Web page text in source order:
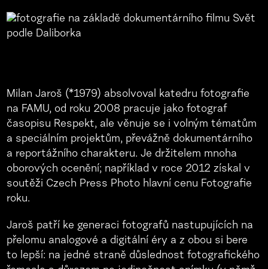
Milan Jaroš (*1979) absolvoval katedru fotografie
na FAMU, od roku 2008 pracuje jako fotograf
časopisu Respekt, ale věnuje se i volným tématům
a speciálním projektům, převážně dokumentárního
a reportážního charakteru. Je držitelem mnoha
oborových ocenění; například v roce 2012 získal v
soutěži Czech Press Photo hlavní cenu Fotografie
roku.
Jaroš patří ke generaci fotografů nastupujících na
přelomu analogové a digitální éry a z obou si bere
to lepší: na jedné straně důslednost fotografického